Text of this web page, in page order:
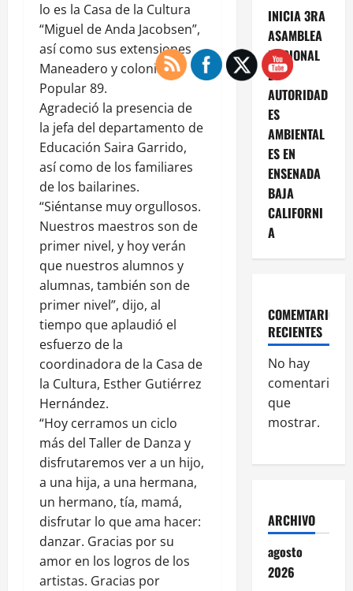
lo es la Casa de la Cultura
“Miguel de Anda Jacobsen”,
así como sus extensiones
Maneadero y colonia
Popular 89.
Agradeció la presencia de
la jefa del departamento de
Educación Saira Garrido,
así como de los familiares
de los bailarines.
“Siéntanse muy orgullosos.
Nuestros maestros son de
primer nivel, y hoy verán
que nuestros alumnos y
alumnas, también son de
primer nivel”, dijo, al
tiempo que aplaudió el
esfuerzo de la
coordinadora de la Casa de
la Cultura, Esther Gutiérrez
Hernández.
“Hoy cerramos un ciclo
más del Taller de Danza y
disfrutaremos ver a un hijo,
a una hija, a una hermana,
un hermano, tía, mamá,
disfrutar lo que ama hacer:
danzar. Gracias por su
amor en los logros de los
artistas. Gracias por
INICIA 3RA
ASAMBLEA
NACIONAL
DE
AUTORIDAD
ES
AMBIENTAL
ES EN
ENSENADA
BAJA
CALIFORNI
A
COMEMTARIOS
RECIENTES
No hay
comentarios
que
mostrar.
ARCHIVO
agosto
2026